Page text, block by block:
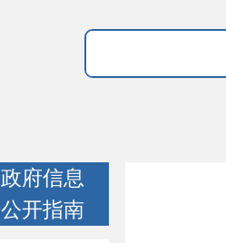
政府信息
公开指南